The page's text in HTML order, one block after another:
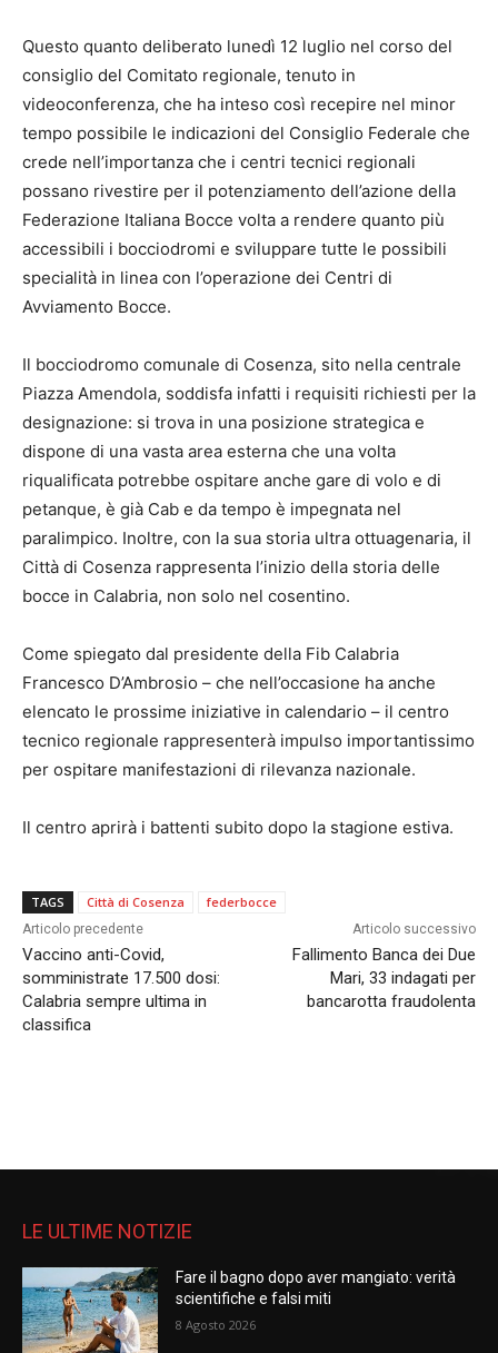
Questo quanto deliberato lunedì 12 luglio nel corso del
consiglio del Comitato regionale, tenuto in
videoconferenza, che ha inteso così recepire nel minor
tempo possibile le indicazioni del Consiglio Federale che
crede nell’importanza che i centri tecnici regionali
possano rivestire per il potenziamento dell’azione della
Federazione Italiana Bocce volta a rendere quanto più
accessibili i bocciodromi e sviluppare tutte le possibili
specialità in linea con l’operazione dei Centri di
Avviamento Bocce.
Il bocciodromo comunale di Cosenza, sito nella centrale
Piazza Amendola, soddisfa infatti i requisiti richiesti per la
designazione: si trova in una posizione strategica e
dispone di una vasta area esterna che una volta
riqualificata potrebbe ospitare anche gare di volo e di
petanque, è già Cab e da tempo è impegnata nel
paralimpico. Inoltre, con la sua storia ultra ottuagenaria, il
Città di Cosenza rappresenta l’inizio della storia delle
bocce in Calabria, non solo nel cosentino.
Come spiegato dal presidente della Fib Calabria
Francesco D’Ambrosio – che nell’occasione ha anche
elencato le prossime iniziative in calendario – il centro
tecnico regionale rappresenterà impulso importantissimo
per ospitare manifestazioni di rilevanza nazionale.
Il centro aprirà i battenti subito dopo la stagione estiva.
TAGS Città di Cosenza federbocce
Articolo precedente
Vaccino anti-Covid,
somministrate 17.500 dosi:
Calabria sempre ultima in
classifica
Articolo successivo
Fallimento Banca dei Due
Mari, 33 indagati per
bancarotta fraudolenta
LE ULTIME NOTIZIE
Fare il bagno dopo aver mangiato: verità
scientifiche e falsi miti
8 Agosto 2026